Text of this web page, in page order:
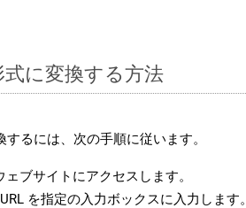
に変換する方法
るには、次の手順に従います。
ェブサイトにアクセスします。
を指定の入力ボックスに入力します。